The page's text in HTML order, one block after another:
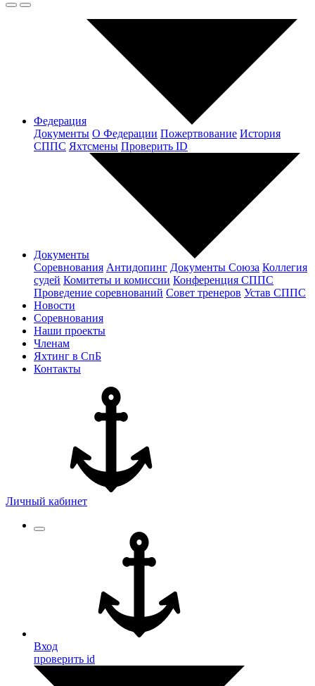
Федерация
Документы О Федерации Пожертвование История
СППС Яхтсмены Проверить ID
Документы
Соревнования Антидопинг Документы Cоюза Коллегия
судей Комитеты и комиссии Конференция СППС
Проведение соревнований Совет тренеров Устав СППС
Новости
Соревнования
Наши проекты
Членам
Яхтинг в СпБ
Контакты
Личный кабинет
Вход
проверить id